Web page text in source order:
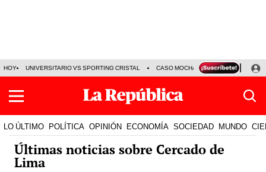
HOY UNIVERSITARIO VS SPORTING CRISTAL CASO MOCHASUELDOS
LO ÚLTIMO POLÍTICA OPINIÓN ECONOMÍA SOCIEDAD MUNDO
Últimas noticias sobre Cercado de
Lima